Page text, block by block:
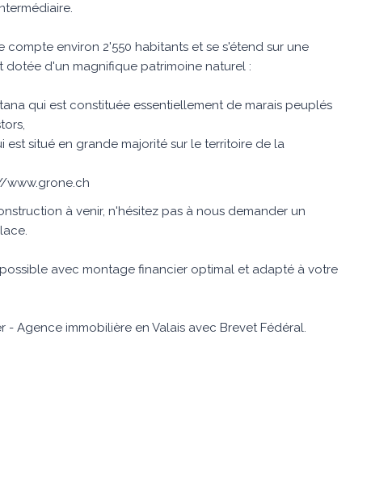
environ 2'550 habitants et se s'étend sur une
d'un magnifique patrimoine naturel :
qui est constituée essentiellement de marais peuplés
situé en grande majorité sur le territoire de la
www.grone.ch
à venir, n'hésitez pas à nous demander un
avec montage financier optimal et adapté à votre
- Agence immobilière en Valais avec Brevet Fédéral.